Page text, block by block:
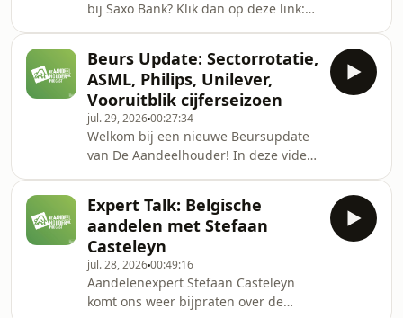
schiet. Na de reclame blikken we
terug op de afgelopen PostNL cijfers,
kijk
bij Saxo Bank? Klik dan op deze link:
Kraken? Ga
naar:https://www.kraken.com/nl-nl/
Boek Buffett &amp; Co bestellen?
https://www.borgerhoff-
lamberigts.be/shop/boeken/buffett-
coKortingscode: AANDEELHOUDERLid
worden van de aandeelhouder? Ga
naar:
https://www.deaandeelhouder.nl/premium/
Nu lid worde
Beurs Update: Sectorrotatie,
ASML, Philips, Unilever,
Vooruitblik cijferseizoen
jul. 29, 202600:27:34
Welkom bij een nieuwe Beursupdate
van De Aandeelhouder! In deze video
ontwikkelingen op de financiële
markten.We kijken uitgebreid naar de
rotatie van de semiconductor naar de
softwareaandelen. Bovendien
besteden we aandacht aan Philips,
Unilever, Jordy&#39;s ProBeleggen
Expert Talk: Belgische
aandelen met Stefaan
Casteleyn
jul. 28, 202600:49:16
Aandelenexpert Stefaan Casteleyn
komt ons weer bijpraten over de